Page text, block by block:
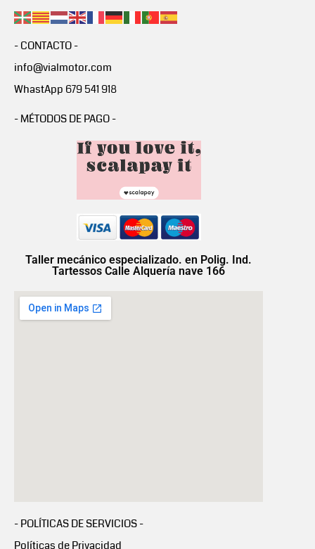
- CONTACTO -
info@vialmotor.com
WhastApp 679 541 918
- MÉTODOS DE PAGO -
Taller mecánico especializado. en Polig. Ind.
Tartessos Calle Alquería nave 166
- POLÍTICAS DE SERVICIOS -
Políticas de Privacidad